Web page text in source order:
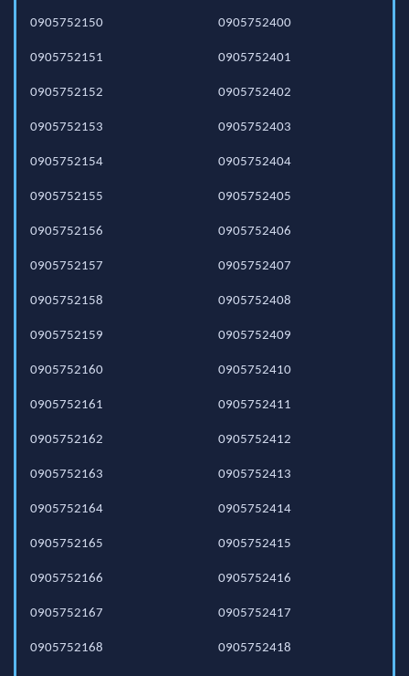
0905752150
0905752151
0905752152
0905752153
0905752154
0905752155
0905752156
0905752157
0905752158
0905752159
0905752160
0905752161
0905752162
0905752163
0905752164
0905752165
0905752166
0905752167
0905752168
0905752400
0905752401
0905752402
0905752403
0905752404
0905752405
0905752406
0905752407
0905752408
0905752409
0905752410
0905752411
0905752412
0905752413
0905752414
0905752415
0905752416
0905752417
0905752418